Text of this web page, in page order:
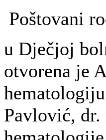
Dječja
svojom
stoljeća
Bolnica
Bolnica